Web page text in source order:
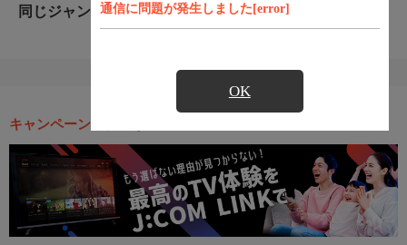
通信に問題が発生しました[error]
OK
同じジャンルのおすすめ番組
キャンペーン・お得な情報